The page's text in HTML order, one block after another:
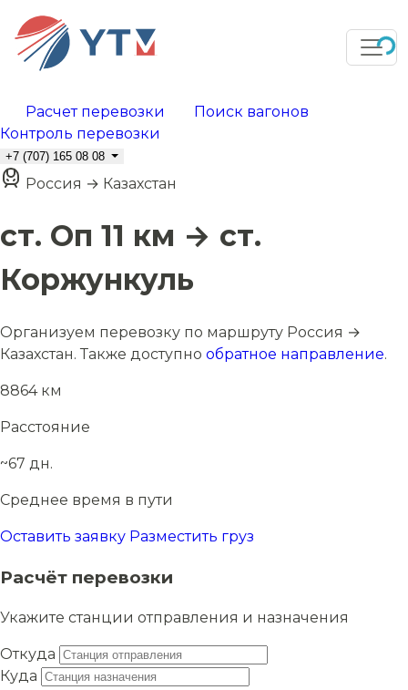
Расчет перевозки
Поиск вагонов
Контроль перевозки
+7 (707) 165 08 08
Россия → Казахстан
ст. Оп 11 км → ст.
Коржункуль
Организуем перевозку по маршруту Россия →
Казахстан. Также доступно обратное направление.
8864 км
Расстояние
~67 дн.
Среднее время в пути
Оставить заявку Разместить груз
Расчёт перевозки
Укажите станции отправления и назначения
Откуда
Куда